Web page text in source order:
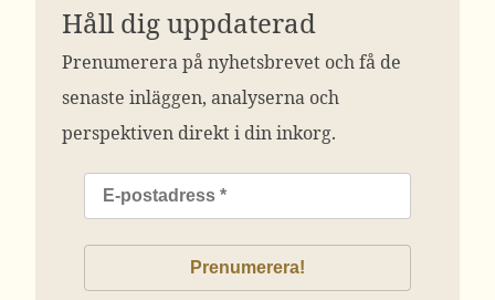
Håll dig uppdaterad
Prenumerera på nyhetsbrevet och få de
senaste inläggen, analyserna och
perspektiven direkt i din inkorg.